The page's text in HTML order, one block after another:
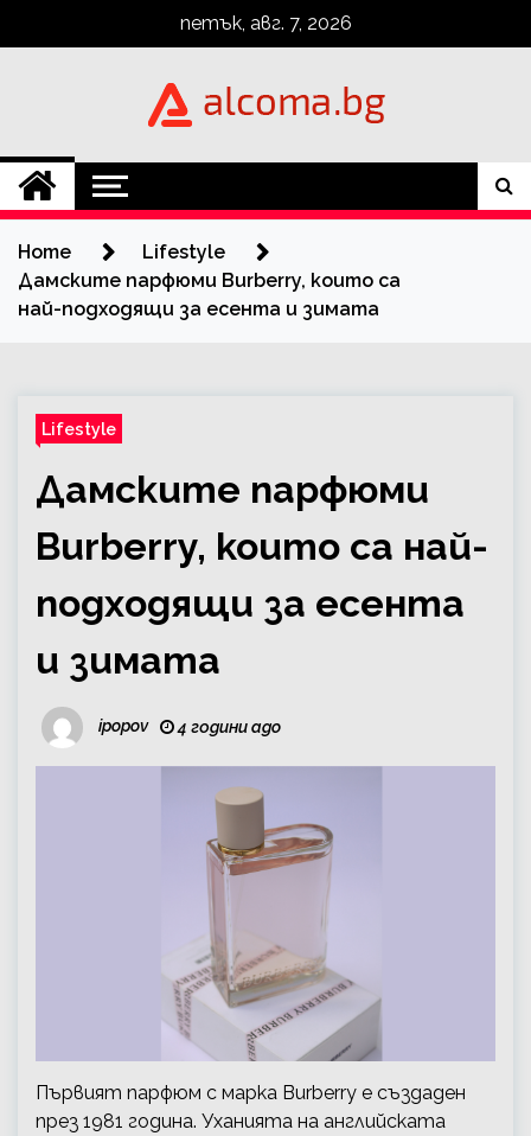
петък, авг. 7, 2026
Alcoma.BG
Home
Lifestyle
Дамските парфюми Burberry, които са
най-подходящи за есента и зимата
Lifestyle
Дамските парфюми
Burberry, които са най-
подходящи за есента
и зимата
ipopov 4 години ago
Първият парфюм с марка Burberry е създаден
през 1981 година. Уханията на английската